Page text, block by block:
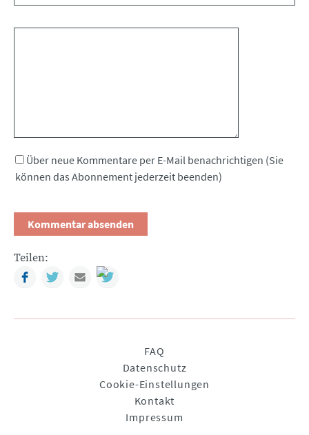
Über neue Kommentare per E-Mail benachrichtigen (Sie
können das Abonnement jederzeit beenden)
Teilen:
FacebookTwitterMail
FAQ
Datenschutz
Cookie-Einstellungen
Kontakt
Impressum